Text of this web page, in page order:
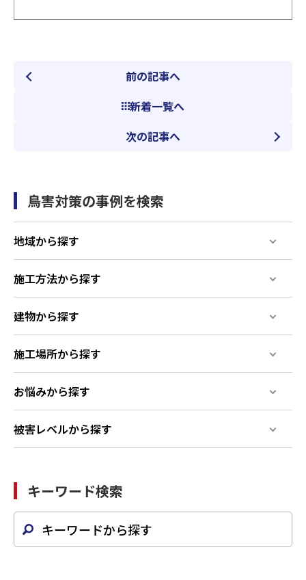
前の記事へ
新着一覧へ
次の記事へ
鳥害対策の事例を検索
地域から探す
施工方法から探す
建物から探す
施工場所から探す
お悩みから探す
被害レベルから探す
キーワード検索